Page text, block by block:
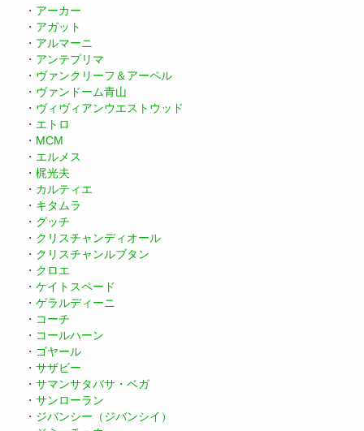
・ アーカー
・ アガット
・ アルマーニ
・ アンテプリマ
・ ヴァンクリーフ＆アーペル
・ ヴァンドーム青山
・ ヴィヴィアンウエストウッド
・ エトロ
・ MCM
・ エルメス
・ 梶光夫
・ カルティエ
・ キタムラ
・ グッチ
・ クリスチャンディオール
・ クリスチャンルブタン
・ クロエ
・ ケイトスペード
・ ゲラルディーニ
・ コーチ
・ コールハーン
・ ゴヤール
・ サザビー
・ サマンサタバサ・ベガ
・ サンローラン
・ ジバンシー（ジバンシイ）